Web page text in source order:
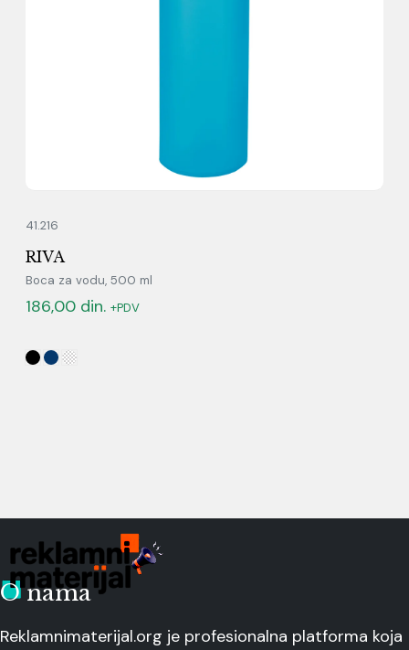
41.216
RIVA
Boca za vodu, 500 ml
186,00 din. +PDV
O nama
Reklamnimaterijal.org je profesionalna platforma koja